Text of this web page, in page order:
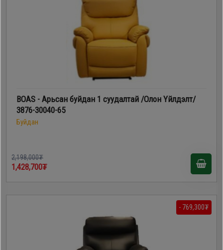
BOAS - Арьсан буйдан 1 суудалтай /Олон Үйлдэлт/
3876-30040-65
Буйдан
2,198,000₮
1,428,700₮
- 769,300₮